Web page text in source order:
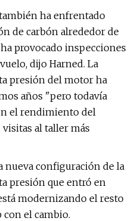
ha enfrentado
de carbón alrededor de
provocado inspecciones
dijo Harned. La
presión del motor ha
años "pero todavía
el rendimiento del
al taller más
nueva configuración de la
presión que entró en
modernizando el resto
con el cambio.